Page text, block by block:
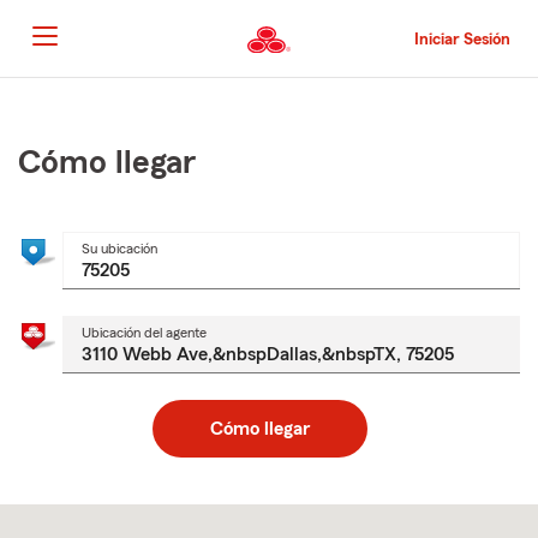
al
contenido
principal
Iniciar Sesión
principal
Cómo llegar
Su ubicación
Ubicación del agente
Cómo llegar
to